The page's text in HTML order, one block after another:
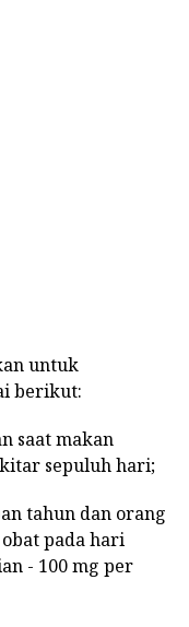
untuk
berikut:
saat makan
sepuluh hari;
tahun dan orang
pada hari
- 100 mg per